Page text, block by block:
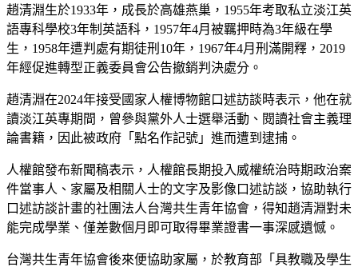
趙清淵生於1933年，成長於高雄燕巢，1955年考取私立淡江英
語專科學校3年制英語科，1957年4月被羈押時為3年級在學
生，1958年遭判處有期徒刑10年，1967年4月刑滿開釋，2019
年經促進轉型正義委員會公告撤銷判決處分。
趙清淵在2024年接受國家人權博物館口述訪談時表示，他在就
讀淡江英專期間，曾參與黨外人士選舉活動、閱讀社會主義理
論書籍，因此被政府「點名作記號」進而遭到逮捕。
人權館發布新聞稿表示，人權館長期投入威權統治時期政治案
件當事人、家屬及相關人士的文字及影像口述訪談，協助執行
口述訪談計畫的社團法人台灣共生青年協會，得知趙清淵對未
能完成學業、僅差數個月即可取得畢業證書一事深感遺憾。
台灣共生青年協會後來便協助家屬，於教育部「具教職及學生